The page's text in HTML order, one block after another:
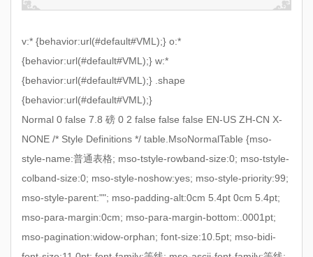
v:* {behavior:url(#default#VML);} o:*
{behavior:url(#default#VML);} w:*
{behavior:url(#default#VML);} .shape
{behavior:url(#default#VML);}
Normal 0 false 7.8 磅 0 2 false false false EN-US ZH-CN X-
NONE /* Style Definitions */ table.MsoNormalTable {mso-
style-name:普通表格; mso-tstyle-rowband-size:0; mso-tstyle-
colband-size:0; mso-style-noshow:yes; mso-style-priority:99;
mso-style-parent:""; mso-padding-alt:0cm 5.4pt 0cm 5.4pt;
mso-para-margin:0cm; mso-para-margin-bottom:.0001pt;
mso-pagination:widow-orphan; font-size:10.5pt; mso-bidi-